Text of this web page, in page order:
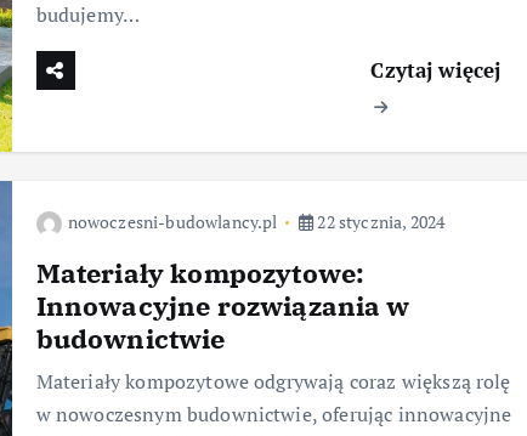
budujemy…
Czytaj więcej
nowoczesni-budowlancy.pl 22 stycznia, 2024
Materiały kompozytowe:
Innowacyjne rozwiązania w
budownictwie
Materiały kompozytowe odgrywają coraz większą rolę
w nowoczesnym budownictwie, oferując innowacyjne